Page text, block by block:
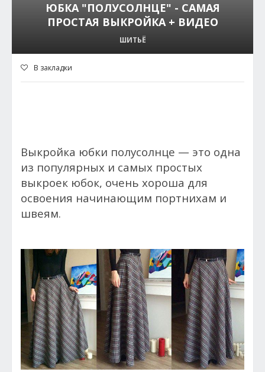
ЮБКА "ПОЛУСОЛНЦЕ" - САМАЯ
ПРОСТАЯ ВЫКРОЙКА + ВИДЕО
ШИТЬЁ
В закладки
Выкройка юбки полусолнце — это одна
из популярных и самых простых
выкроек юбок, очень хороша для
освоения начинающим портнихам и
швеям.